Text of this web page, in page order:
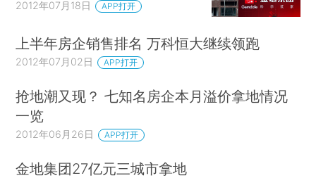
2012年07月18日 APP打开
上半年房企销售排名 万科恒大继续领跑
2012年07月02日 APP打开
抢地潮又现？ 七知名房企本月溢价拿地情况
一览
2012年06月26日 APP打开
金地集团27亿元三城市拿地